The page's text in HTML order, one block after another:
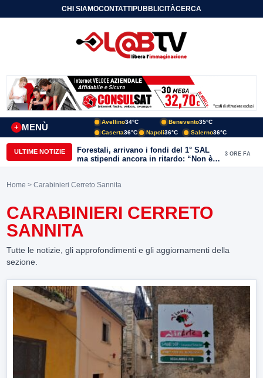
CHI SIAMOCONTATTIPUBBLICITÀCERCA
MENÙ
+
Avellino34°C Benevento35°C
Caserta36°C Napoli36°C Salerno36°C
ULTIME NOTIZIE
Forestali, arrivano i fondi del 1° SAL
ma stipendi ancora in ritardo: “Non è
più sostenibile”
3 ORE FA
Home > Carabinieri Cerreto Sannita
CARABINIERI CERRETO
SANNITA
Tutte le notizie, gli approfondimenti e gli aggiornamenti della
sezione.